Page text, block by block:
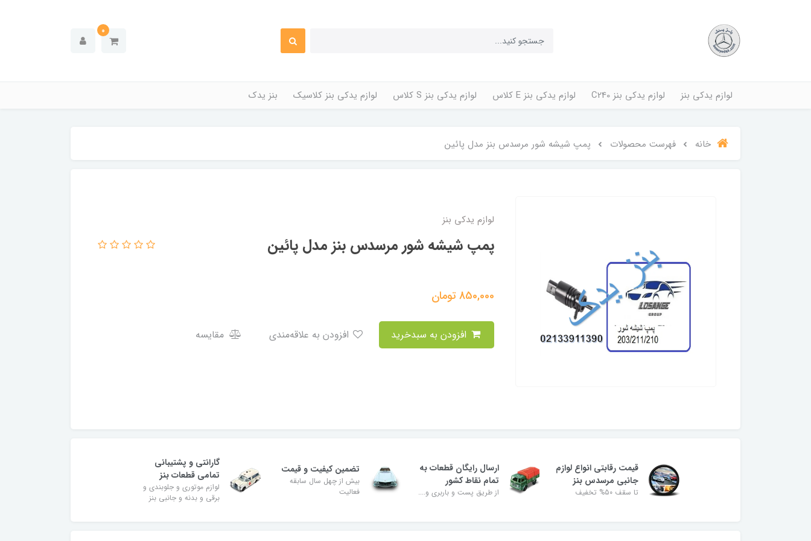
0
لوازم یدکی بنز لوازم یدکی بنز C240 لوازم یدکی بنز E کلاس لوازم یدکی بنز S کلاس لوازم یدکی بنز کلاسیک بنز یدک
خانه فهرست محصولات پمپ شیشه شور مرسدس بنز مدل پائین
لوازم یدکی بنز
پمپ شیشه شور مرسدس بنز مدل پائین
850,000تومان
مقایسه
قیمت رقابتی انواع لوازم
جانبی مرسدس بنز
تا سقف 50% تخفیف
ارسال رایگان قطعات به
تمام نقاط کشور
از طریق پست و باربری و....
تضمین کیفیت و قیمت
بیش از چهل سال سابقه
فعالیت
گارانتی و پشتیبانی
تمامی قطعات بنز
لوازم موتوری و جلوبندی و
برقی و بدنه و جانبی بنز